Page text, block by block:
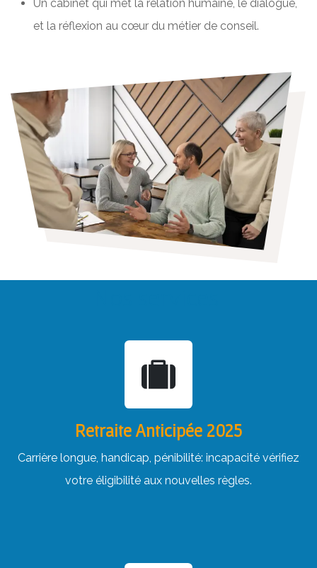
Un cabinet qui met la relation humaine, le dialogue,
et la réflexion au cœur du métier de conseil.
Retraite Anticipée 2025
Carrière longue, handicap, pénibilité: incapacité vérifiez
votre éligibilité aux nouvelles règles.